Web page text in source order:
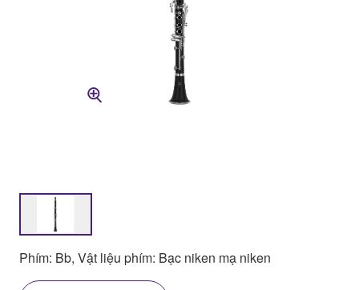
Phím: Bb, Vật liệu phím: Bạc niken mạ niken